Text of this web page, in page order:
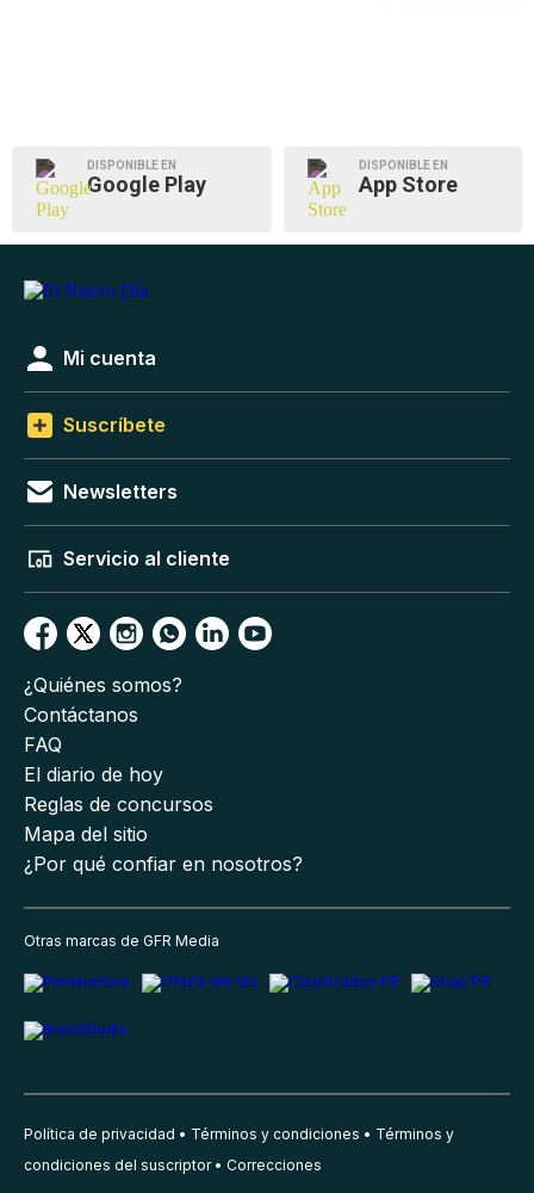
DISPONIBLE EN
Google Play
DISPONIBLE EN
App Store
Mi cuenta
Suscríbete
Newsletters
Servicio al cliente
¿Quiénes somos?
Contáctanos
FAQ
El diario de hoy
Reglas de concursos
Mapa del sitio
¿Por qué confiar en nosotros?
Otras marcas de GFR Media
Política de privacidad Términos y condiciones
Términos y
condiciones del suscriptor
Correcciones